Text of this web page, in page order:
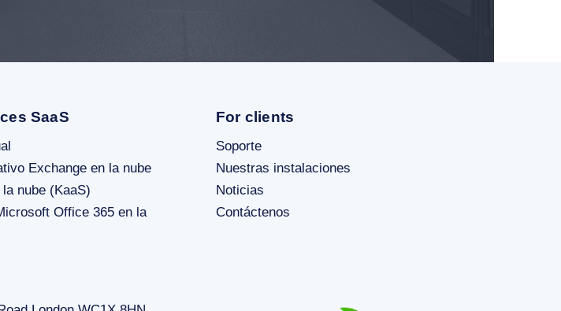
SaaS
Exchange en la nube
nube (KaaS)
Office 365 en la
For clients
Soporte
Nuestras instalaciones
Noticias
Contáctenos